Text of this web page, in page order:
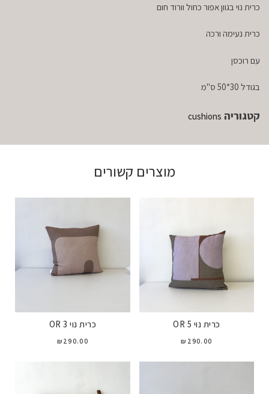
כרית נוי בגוון אפור כחול וורוד חום
כרית נעימה ורכה
עם רוכסן
בגודל 30*50 ס"מ
קטגוריה cushions
מוצרים קשורים
כרית נוי OR 5
₪ 290.00
כרית נוי OR 3
₪ 290.00